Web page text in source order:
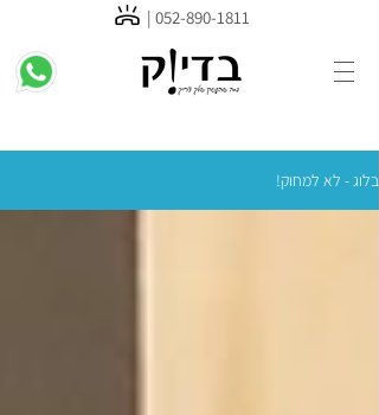
052-890-1811 |
בלוג - לא למחוק!